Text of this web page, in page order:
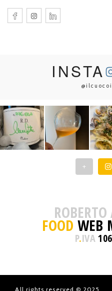
INSTA
+
FOOD WEB
P.IVA
All rights reserved © 2025